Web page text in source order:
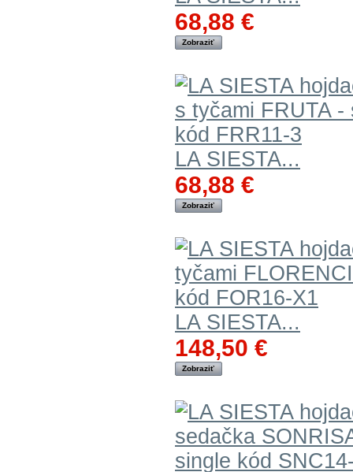
68,88 €
Zobraziť
LA SIESTA...
68,88 €
Zobraziť
LA SIESTA...
148,50 €
Zobraziť